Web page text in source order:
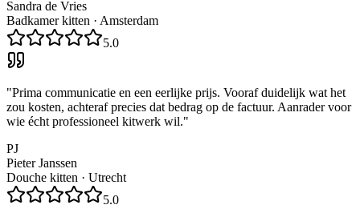
Sandra de Vries
Badkamer kitten · Amsterdam
5.0
"Prima communicatie en een eerlijke prijs. Vooraf duidelijk wat het
zou kosten, achteraf precies dat bedrag op de factuur. Aanrader voor
wie écht professioneel kitwerk wil."
PJ
Pieter Janssen
Douche kitten · Utrecht
5.0